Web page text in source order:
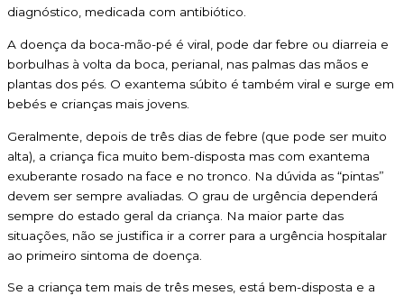
diagnóstico, medicada com antibiótico.
A doença da boca-mão-pé é viral, pode dar febre ou diarreia e
borbulhas à volta da boca, perianal, nas palmas das mãos e
plantas dos pés. O exantema súbito é também viral e surge em
bebés e crianças mais jovens.
Geralmente, depois de três dias de febre (que pode ser muito
alta), a criança fica muito bem-disposta mas com exantema
exuberante rosado na face e no tronco. Na dúvida as “pintas”
devem ser sempre avaliadas. O grau de urgência dependerá
sempre do estado geral da criança. Na maior parte das
situações, não se justifica ir a correr para a urgência hospitalar
ao primeiro sintoma de doença.
Se a criança tem mais de três meses, está bem-disposta e a